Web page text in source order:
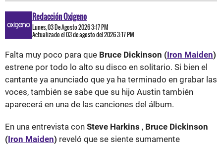
Redacción Oxigeno
Lunes, 03 De Agosto 2026 3:17 PM
Actualizado el 03 de agosto del 2026 3:17 PM
Falta muy poco para que Bruce Dickinson (Iron Maiden)
estrene por todo lo alto su disco en solitario. Si bien el
cantante ya anunciado que ya ha terminado en grabar las
voces, también se sabe que su hijo Austin también
aparecerá en una de las canciones del álbum.
En una entrevista con Steve Harkins , Bruce Dickinson
(Iron Maiden) reveló que se siente sumamente